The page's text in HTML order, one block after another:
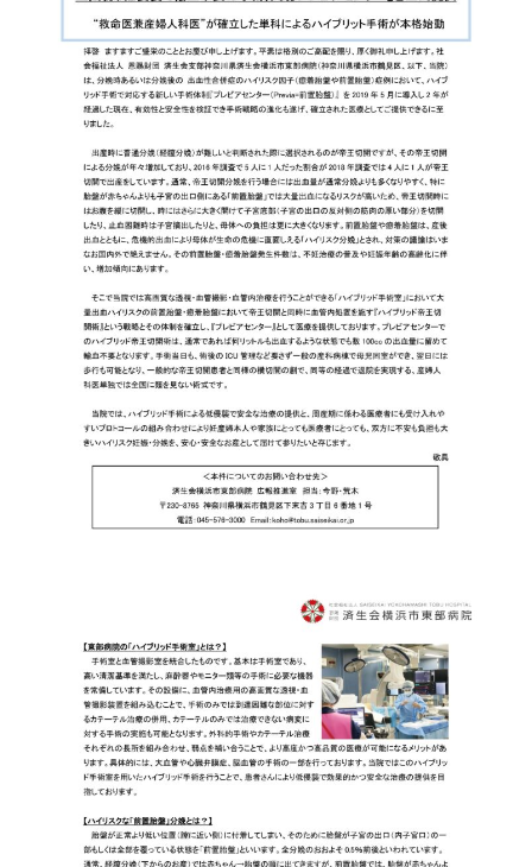
基本情報
院長あいさつ
幹部紹介
理念・方針・患者さんの権利
施設概要と沿革
倫理に関する事
情報公開
厚生労働大臣が定める掲示事項
数字で見る東部病院のいま
臨床研究に関する情報公開について（オプトアウト）
東部病院の特長
一歩先の医療の提供
公式SNSアカウント一覧
ご来院される方へトップ
外来について
初診の方へ
再診の方へ
セカンドオピニオンのご案内
入院・面会について
入院が決まったら
入院中の過ごし方
入院のお会計について
交通アクセス
院内のルールについて
フロアマップ
院内施設のご案内
診療科・センター・部門
医療機関・医療者の方へ
医療機関・医療者の方へトップ
医療連携センターについて
患者さんのご紹介方法
医療連携センター長ごあいさつ
医療連携センターのご案内
医療機関様からのよくあるご質問
連携登録医制度
連携登録医療機関一覧
医療関係者向け講習・研修
人材開発センター
当院退職後のカルテ閲覧手続きについて
当院退職後のカルテ閲覧手続き
お知らせ
イベント
採用情報
病院ボランティア募集
ご寄付のお願い
診療予約